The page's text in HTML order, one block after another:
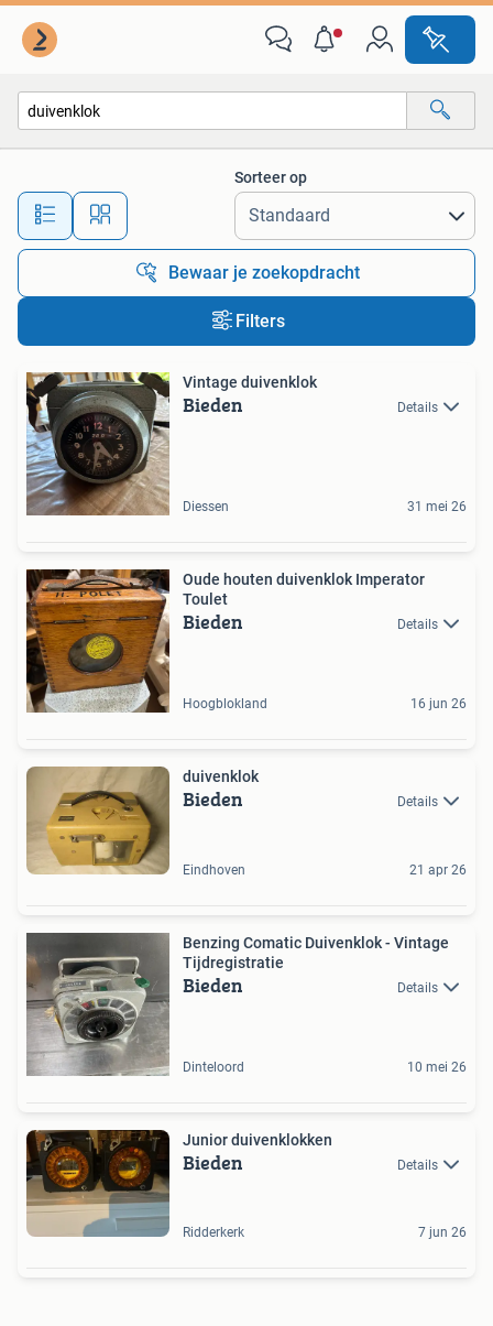
Alle afstanden…
Sorteer op
Bewaar je zoekopdracht
Filters
Vintage duivenklok
Bieden Details
Diessen 31 mei 26
Oude houten duivenklok Imperator
Toulet
Bieden Details
Hoogblokland 16 jun 26
duivenklok
Bieden Details
Eindhoven 21 apr 26
Benzing Comatic Duivenklok - Vintage
Tijdregistratie
Bieden Details
Dinteloord 10 mei 26
Junior duivenklokken
Bieden Details
Ridderkerk 7 jun 26